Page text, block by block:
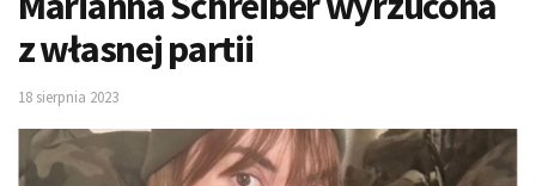
z własnej partii
18 sierpnia 2023